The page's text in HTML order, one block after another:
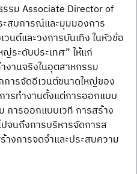
รม Associate Director of
ะสบการณ์และมุมมองการ
นต์และวงการบันเทิง ในหัวข้อ
ระดับประเทศ” ให้แก่
านจริงในอุตสาหกรรม
ารจัดอีเวนต์ขนาดใหญ่ของ
ารทำงานตั้งแต่การออกแบบ
การออกแบบเวที การสร้าง
จนถึงการบริหารจัดการส
างการจดจำและประสบความ